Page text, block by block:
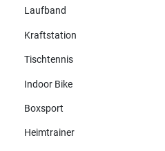
Laufband
Kraftstation
Tischtennis
Indoor Bike
Boxsport
Heimtrainer